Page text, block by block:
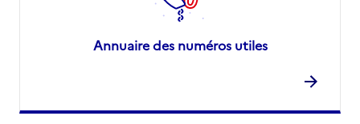
Annuaire des numéros utiles